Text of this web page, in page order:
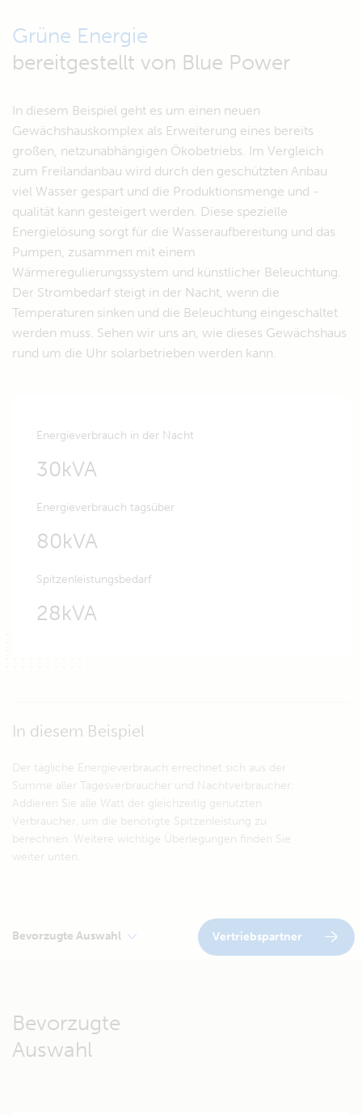
Grüne Energie
bereitgestellt von Blue Power
In diesem Beispiel geht es um einen neuen
Gewächshauskomplex als Erweiterung eines bereits
großen, netzunabhängigen Ökobetriebs. Im Vergleich
zum Freilandanbau wird durch den geschützten Anbau
viel Wasser gespart und die Produktionsmenge und -
qualität kann gesteigert werden. Diese spezielle
Energielösung sorgt für die Wasseraufbereitung und das
Pumpen, zusammen mit einem
Wärmeregulierungssystem und künstlicher Beleuchtung.
Der Strombedarf steigt in der Nacht, wenn die
Temperaturen sinken und die Beleuchtung eingeschaltet
werden muss. Sehen wir uns an, wie dieses Gewächshaus
rund um die Uhr solarbetrieben werden kann.
Energieverbrauch in der Nacht
30kVA
Energieverbrauch tagsüber
80kVA
Spitzenleistungsbedarf
28kVA
In diesem Beispiel
Der tägliche Energieverbrauch errechnet sich aus der
Summe aller Tagesverbraucher und Nachtverbraucher.
Addieren Sie alle Watt der gleichzeitig genutzten
Verbraucher, um die benötigte Spitzenleistung zu
berechnen. Weitere wichtige Überlegungen finden Sie
weiter unten.
Bevorzugte Auswahl Vertriebspartner
Bevorzugte
Auswahl